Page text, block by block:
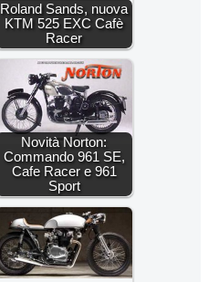
Roland Sands, nuova
KTM 525 EXC Cafè
Racer
Novità Norton:
Commando 961 SE,
Cafe Racer e 961
Sport